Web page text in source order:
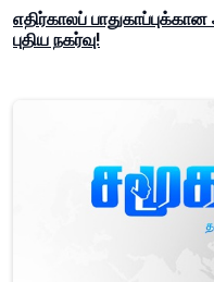
எதிர்காலப்
புதிய நகர்வு!